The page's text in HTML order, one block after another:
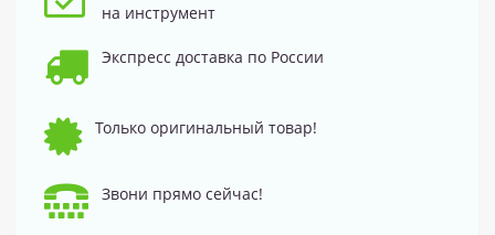
на инструмент
Экспресс доставка по России
Только оригинальный товар!
Звони прямо сейчас!